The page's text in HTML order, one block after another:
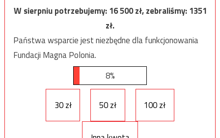
W sierpniu potrzebujemy:16 500zł, zebraliśmy:1351
zł.
Państwa wsparcie jest niezbędne dla funkcjonowania
Fundacji Magna Polonia.
8%
30 zł 50 zł 100 zł